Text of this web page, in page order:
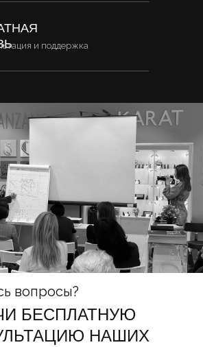
и поддержка
вопросы?
БЕСПЛАТНУЮ
НАШИХ